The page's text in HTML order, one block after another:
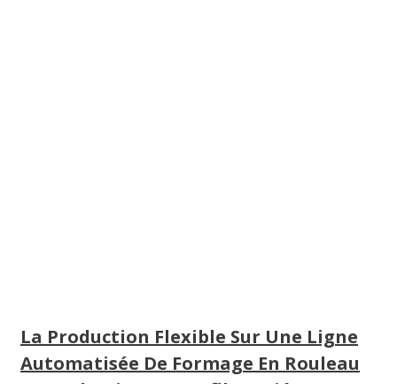
La Production Flexible Sur Une Ligne
Automatisée De Formage En Rouleau